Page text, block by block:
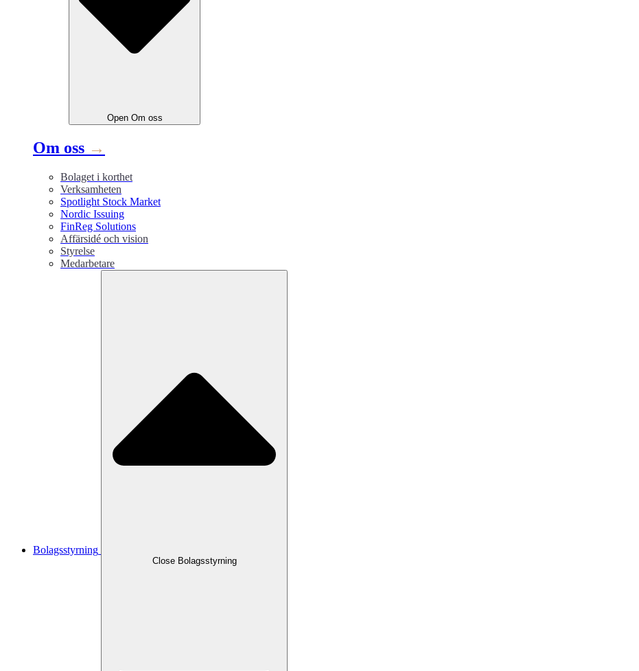
Open Om oss
Om oss →
Bolaget i korthet
Verksamheten
Spotlight Stock Market
Nordic Issuing
FinReg Solutions
Affärsidé och vision
Styrelse
Medarbetare
Bolagsstyrning
Close Bolagsstyrning